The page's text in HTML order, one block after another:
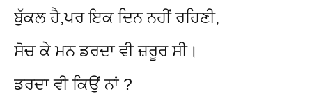
ਬੁੱਕਲ ਹੈ,ਪਰ ਇਕ ਦਿਨ ਨਹੀਂ ਰਹਿਣੀ,
ਸੋਚ ਕੇ ਮਨ ਡਰਦਾ ਵੀ ਜ਼ਰੂਰ ਸੀ।
ਡਰਦਾ ਵੀ ਕਿਉਂ ਨਾਂ ?